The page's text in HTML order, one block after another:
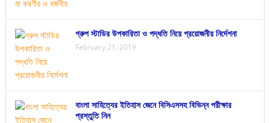
গ্রুপ স্টাডির উপকারিতা ও পদ্ধতি নিয়ে প্রয়োজনীয় নির্দেশনা
February 21, 2019
বাংলা সাহিত্যের ইতিহাস জেনে বিসিএসসহ বিভিন্ন পরীক্ষার
প্রস্তুতি নিন